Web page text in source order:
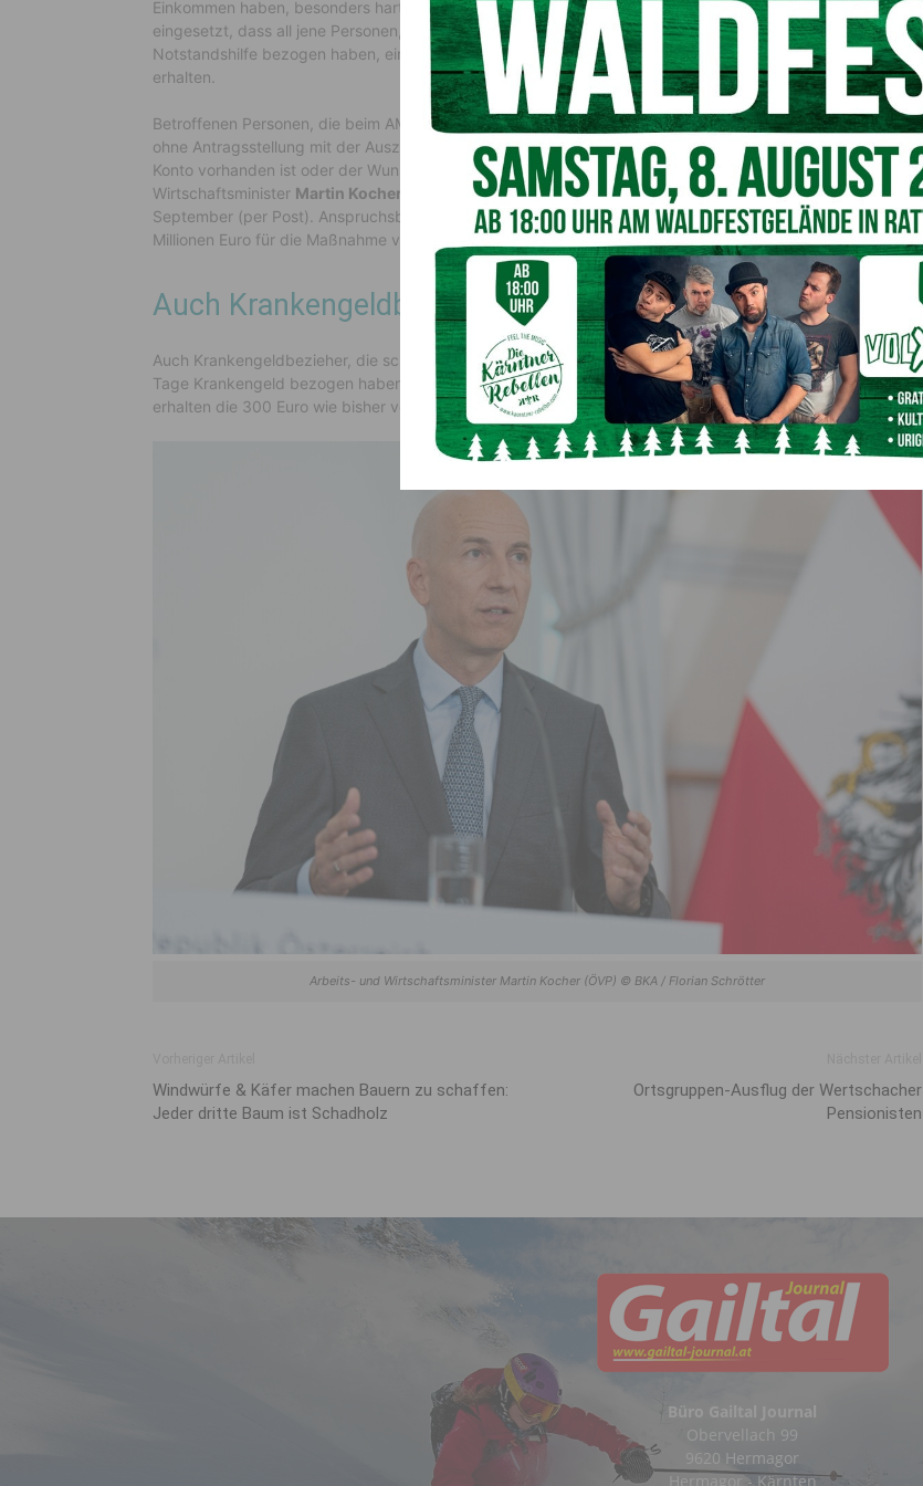
Einkommen haben, besonders hart. Aus diesem Grund haben wir uns als Bundesregierung dafür
eingesetzt, dass all jene Personen, die im Mai und Juni mindestens 31 Tage Arbeitslosengeld oder
Notstandshilfe bezogen haben, eine Einmalzahlung in der Höhe von 300 Euro als Unterstützungsleistung
erhalten.
Betroffenen Personen, die beim AMS arbeitslos gemeldet sind, wird die Einmalzahlung automatisch und
ohne Antragsstellung mit der Auszahlung des Arbeitslosengelds auf ihr Konto überwiesen oder – falls kein
Konto vorhanden ist oder der Wunsch besteht – per Post zugeschickt“, so Arbeits- und
Wirtschaftsminister Martin Kocher
(ÖVP). Die Auszahlung erfolgt bis 6. September (Konto) oder 8.
September (per Post). Anspruchsberechtigt sind rund 253.000 Personen. Insgesamt sind rund 76
Millionen Euro für die Maßnahme vorgesehen.
Auch Krankengeldbezieher sind anspruchsberechtigt
Auch Krankengeldbezieher, die schon vorher arbeitslos waren und im Anschluss an die AMS-Leistung 31
Tage Krankengeld bezogen haben, sind anspruchsberechtigt. Personen, die Krankengeld beziehen,
erhalten die 300 Euro wie bisher vom Krankenversicherungsträger.
Arbeits- und Wirtschaftsminister Martin Kocher (ÖVP) © BKA / Florian Schrötter
Windwürfe & Käfer machen Bauern zu schaffen:
Jeder dritte Baum ist Schadholz
Ortsgruppen-Ausflug der Wertschacher
Pensionisten
Büro Gailtal Journal
Obervellach 99
9620 Hermagor
Hermagor - Kärnten